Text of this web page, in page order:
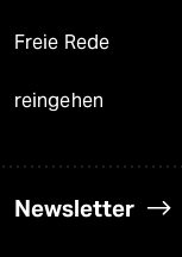
Freie Rede
reingehen
Newsletter